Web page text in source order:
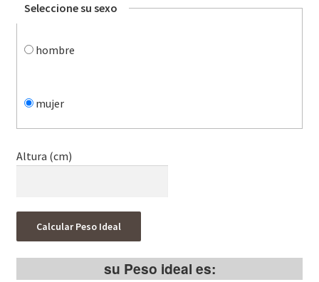
Seleccione su sexo
hombre
mujer
Altura (cm)
Calcular Peso Ideal
su Peso ideal es: